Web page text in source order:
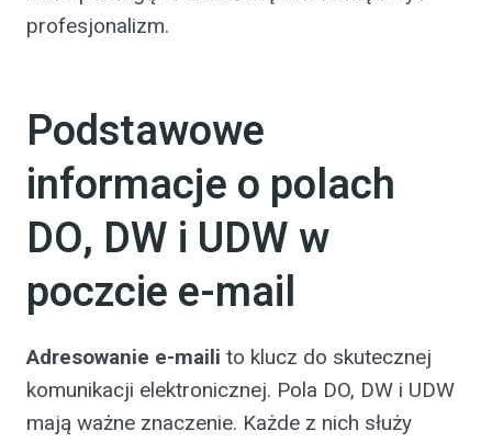
profesjonalizm.
Podstawowe
informacje o polach
DO, DW i UDW w
poczcie e-mail
Adresowanie e-maili to klucz do skutecznej
komunikacji elektronicznej. Pola DO, DW i UDW
mają ważne znaczenie. Każde z nich służy